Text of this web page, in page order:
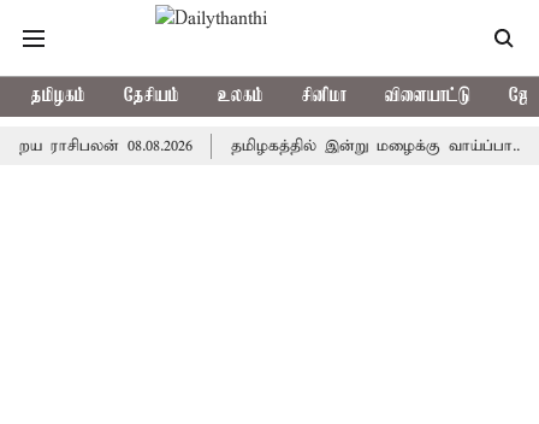
தமிழகம் தேசியம் உலகம் சினிமா விளையாட்டு
08.08.2026 தமிழகத்தில் இன்று மழைக்கு வாய்ப்பா..?